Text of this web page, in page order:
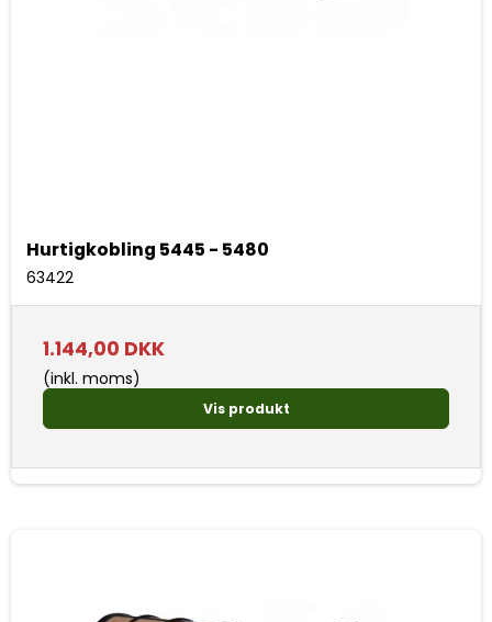
Hurtigkobling 5445 - 5480
63422
1.144,00 DKK
(inkl. moms)
Vis produkt